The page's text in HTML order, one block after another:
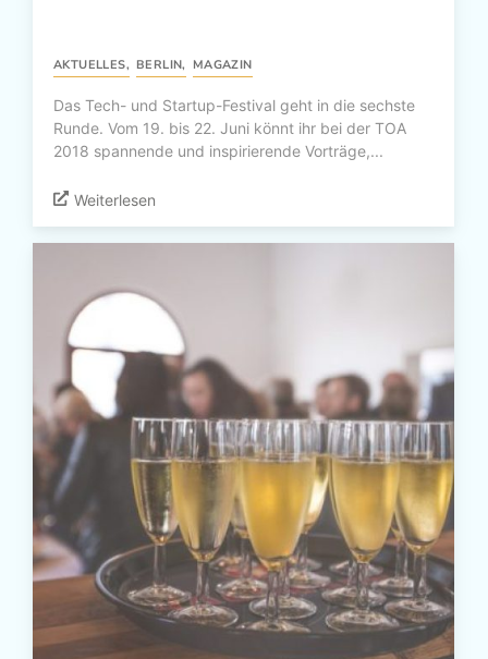
AKTUELLES, BERLIN, MAGAZIN
Das Tech- und Startup-Festival geht in die sechste
Runde. Vom 19. bis 22. Juni könnt ihr bei der TOA
2018 spannende und inspirierende Vorträge,...
Weiterlesen